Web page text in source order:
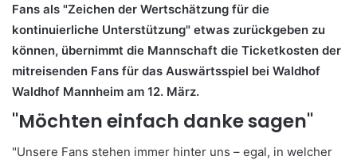
Fans als "Zeichen der Wertschätzung für die
kontinuierliche Unterstützung" etwas zurückgeben zu
können, übernimmt die Mannschaft die Ticketkosten der
mitreisenden Fans für das Auswärtsspiel bei Waldhof
Waldhof Mannheim am 12. März.
"Möchten einfach danke sagen"
"Unsere Fans stehen immer hinter uns – egal, in welcher